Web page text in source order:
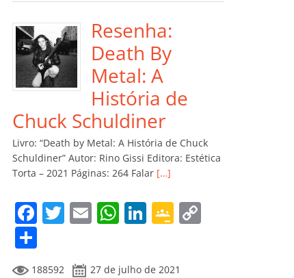
b
o
o
k
A
p
p
dI
n
e
ro
m
Li
p
ar
til
h
ar
Resenha:
Death By
Metal: A
História de
Chuck Schuldiner
Livro: “Death by Metal: A História de Chuck
Schuldiner” Autor: Rino Gissi Editora: Estética
Torta – 2021 Páginas: 264 Falar […]
F T
itt
E W Li G
o
188592 27 de julho de 2021